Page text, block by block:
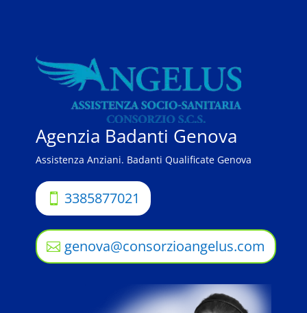
Agenzia Badanti Genova
Assistenza Anziani. Badanti Qualificate Genova
3385877021
genova@consorzioangelus.com